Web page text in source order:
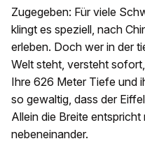
Zugegeben: Für viele
klingt es speziell, nach
erleben. Doch wer in der
Welt steht, versteht
Ihre 626 Meter Tiefe und
so gewaltig, dass der
Allein die Breite
nebeneinander.